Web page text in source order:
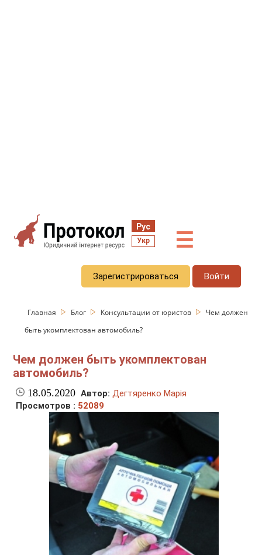
Рус
Укр ☰
Зарегистрироваться Войти
Главная Блог Консультации от юристов
Чем должен
быть укомплектован автомобиль?
Чем должен быть укомплектован
автомобиль?
18.05.2020 Автор: Дегтяренко Марія
Просмотров : 52089